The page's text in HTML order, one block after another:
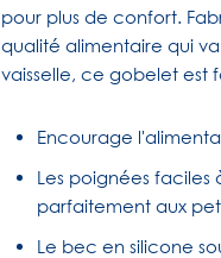
pour plus de confort.
qualité alimentaire qui
vaisselle, ce gobelet est
Encourage
Les poignées faciles
parfaitement aux
Le bec en silicone